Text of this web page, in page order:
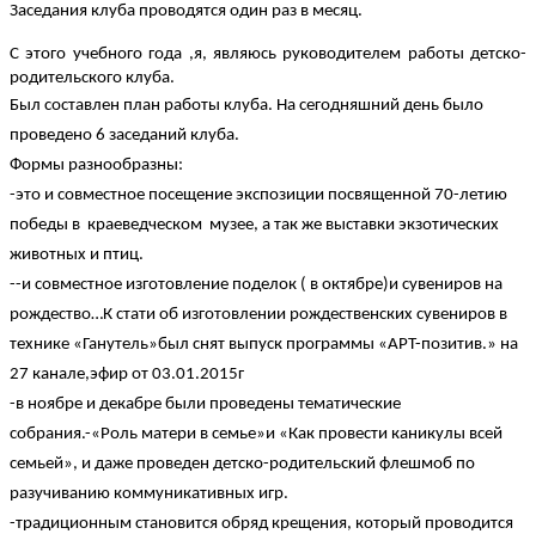
Заседания клуба проводятся один раз в месяц.
С этого учебного года ,я, являюсь руководителем работы детско-
родительского клуба.
Был составлен план работы клуба. На сегодняшний день было
проведено 6 заседаний клуба.
Формы разнообразны:
-это и совместное посещение экспозиции посвященной 70-летию
победы в краеведческом музее, а так же выставки экзотических
животных и птиц.
--и совместное изготовление поделок ( в октябре)и сувениров на
рождество…К стати об изготовлении рождественских сувениров в
технике «Ганутель»был снят выпуск программы «АРТ-позитив.» на
27 канале,эфир от 03.01.2015г
-в ноябре и декабре были проведены тематические
собрания.-«Роль матери в семье»и «Как провести каникулы всей
семьей», и даже проведен детско-родительский флешмоб по
разучиванию коммуникативных игр.
-традиционным становится обряд крещения, который проводится